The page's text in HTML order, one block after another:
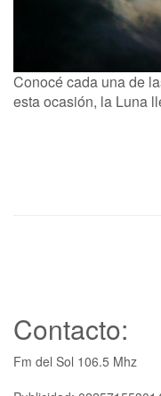
Conocé cada una de
esta ocasión, la Luna
Contacto:
Fm del Sol 106.5 Mhz